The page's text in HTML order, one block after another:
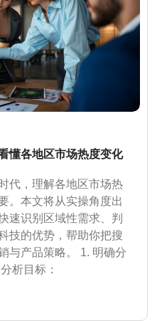
懂各地区市场热度变化
代，理解各地区市场热
。本文将从实操角度出
速识别区域性需求、判
技的优势，帮助你把搜
与产品策略。 1. 明确分
析目标：